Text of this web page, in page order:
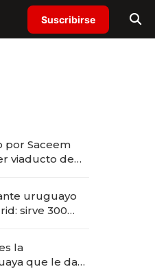
Suscribirse
por Saceem
viaducto de
uruguayo
sirve 300
la
que le da